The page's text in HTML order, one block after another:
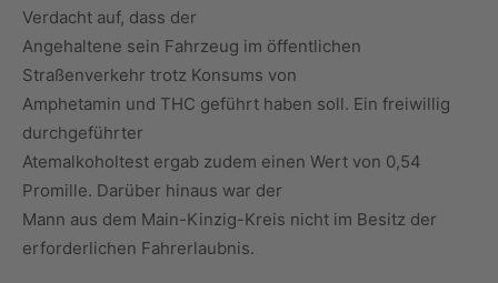
Verdacht auf, dass der
Angehaltene sein Fahrzeug im öffentlichen
Straßenverkehr trotz Konsums von
Amphetamin und THC geführt haben soll. Ein freiwillig
durchgeführter
Atemalkoholtest ergab zudem einen Wert von 0,54
Promille. Darüber hinaus war der
Mann aus dem Main-Kinzig-Kreis nicht im Besitz der
erforderlichen Fahrerlaubnis.